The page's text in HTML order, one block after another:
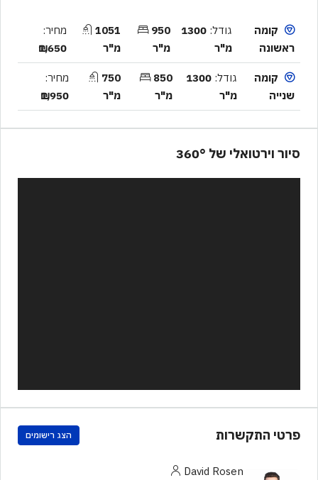
קומה
ראשונה
גודל:1300
מ"ר
950
מ"ר
1051
מ"ר
מחיר:
₪1,650
קומה
שנייה
גודל: 1300
מ"ר
850
מ"ר
750
מ"ר
מחיר:
₪1,950
סיור וירטואלי של 360°
פרטי התקשרות הצג רישומים
David Rosen